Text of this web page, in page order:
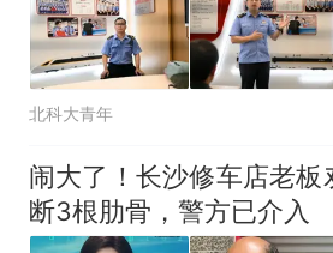
北科大青年
闹大了！长沙修车店老板
断3根肋骨，警方已介入